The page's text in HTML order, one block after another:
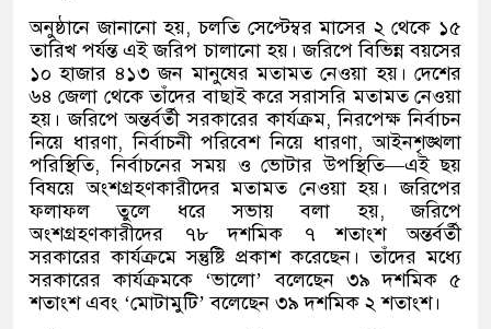
অনুষ্ঠানে জানানো হয়, চলতি সেপ্টেম্বর মাসের ২ থেকে ১৫
তারিখ পর্যন্ত এই জরিপ চালানো হয়। জরিপে বিভিন্ন বয়সের
১০ হাজার ৪১৩ জন মানুষের মতামত নেওয়া হয়। দেশের
৬৪ জেলা থেকে তাঁদের বাছাই করে সরাসরি মতামত নেওয়া
হয়। জরিপে অন্তর্বর্তী সরকারের কার্যক্রম, নিরপেক্ষ নির্বাচন
নিয়ে ধারণা, নির্বাচনী পরিবেশ নিয়ে ধারণা, আইনশৃঙ্খলা
পরিস্থিতি, নির্বাচনের সময় ও ভোটার উপস্থিতি—এই ছয়
বিষয়ে অংশগ্রহণকারীদের মতামত নেওয়া হয়। জরিপের
ফলাফল তুলে ধরে সভায় বলা হয়, জরিপে
অংশগ্রহণকারীদের ৭৮ দশমিক ৭ শতাংশ অন্তর্বর্তী
সরকারের কার্যক্রমে সন্তুষ্টি প্রকাশ করেছেন। তাঁদের মধ্যে
সরকারের কার্যক্রমকে ‘ভালো’ বলেছেন ৩৯ দশমিক ৫
শতাংশ এবং ‘মোটামুটি’ বলেছেন ৩৯ দশমিক ২ শতাংশ।